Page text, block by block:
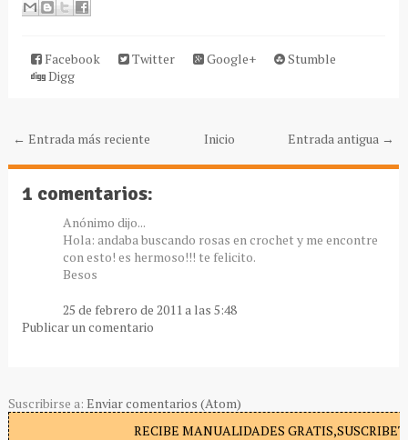
Facebook Twitter Google+
Stumble
Digg
← Entrada más reciente Entrada antigua →
Inicio
1 comentarios:
Anónimo dijo...
Hola: andaba buscando rosas en crochet y me encontre
con esto! es hermoso!!! te felicito.
Besos
25 de febrero de 2011 a las 5:48
Publicar un comentario
Suscribirse a: Enviar comentarios (Atom)
RECIBE MANUALIDADES